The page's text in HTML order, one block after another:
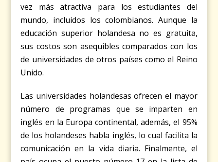
vez más atractiva para los estudiantes del
mundo, incluidos los colombianos. Aunque la
educación superior holandesa no es gratuita,
sus costos son asequibles comparados con los
de universidades de otros países como el Reino
Unido.
Las universidades holandesas ofrecen el mayor
número de programas que se imparten en
inglés en la Europa continental, además, el 95%
de los holandeses habla inglés, lo cual facilita la
comunicación en la vida diaria. Finalmente, el